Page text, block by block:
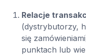
Relacje
(dystrybutorzy,
się
punktach lub